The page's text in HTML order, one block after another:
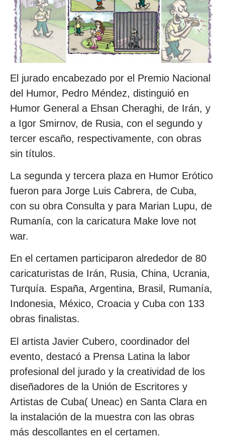
El jurado encabezado por el Premio Nacional
del Humor, Pedro Méndez, distinguió en
Humor General a Ehsan Cheraghi, de Irán, y
a Igor Smirnov, de Rusia, con el segundo y
tercer escaño, respectivamente, con obras
sin títulos.
La segunda y tercera plaza en Humor Erótico
fueron para Jorge Luis Cabrera, de Cuba,
con su obra Consulta y para Marian Lupu, de
Rumanía, con la caricatura Make love not
war.
En el certamen participaron alrededor de 80
caricaturistas de Irán, Rusia, China, Ucrania,
Turquía. España, Argentina, Brasil, Rumanía,
Indonesia, México, Croacia y Cuba con 133
obras finalistas.
El artista Javier Cubero, coordinador del
evento, destacó a Prensa Latina la labor
profesional del jurado y la creatividad de los
diseñadores de la Unión de Escritores y
Artistas de Cuba( Uneac) en Santa Clara en
la instalación de la muestra con las obras
más descollantes en el certamen.